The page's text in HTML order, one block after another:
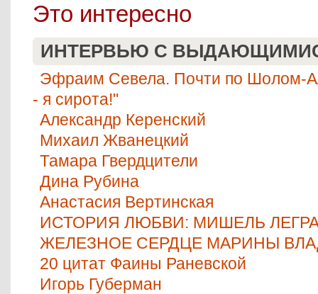
Это интересно
ИНТЕРВЬЮ С
Эфраим Севела. Почти по Шолом-
- я сирота!"
Александр Керенский
Михаил Жванецкий
Тамара Гвердцители
Дина Рубина
Анастасия Вертинская
ИСТОРИЯ ЛЮБВИ: МИШЕЛЬ
ЖЕЛЕЗНОЕ СЕРДЦЕ МАРИНЫ
20 цитат Фаины Раневской
Игорь Губерман